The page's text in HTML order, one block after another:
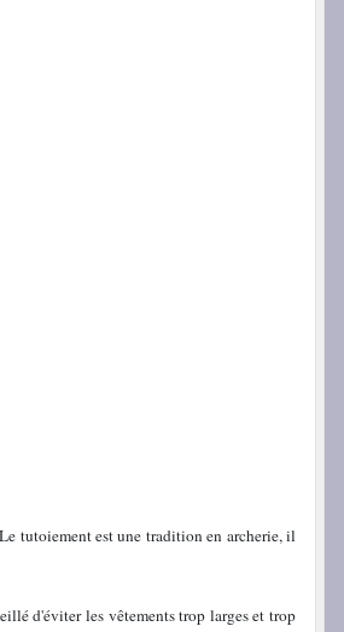
tutoiement est une tradition en archerie, il
d'éviter les vêtements trop larges et trop